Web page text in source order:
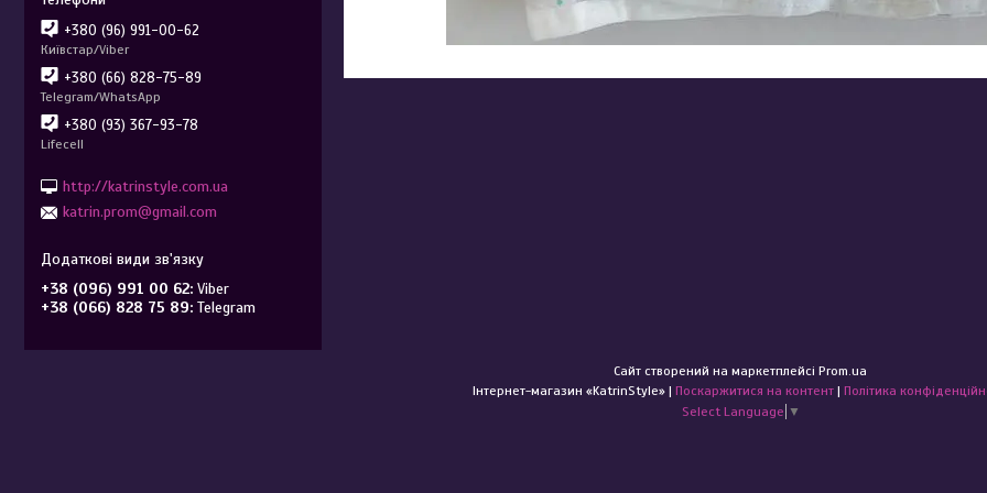
+380 (96) 991-00-62
Київстар/Viber
+380 (66) 828-75-89
Telegram/WhatsApp
+380 (93) 367-93-78
Lifecell
http://katrinstyle.com.ua
katrin.prom@gmail.com
+38 (096) 991 00 62 Viber
+38 (066) 828 75 89 Telegram
Сайт створений на маркетплейсі Prom.ua
Інтернет-магазин «KatrinStyle» | Поскаржитися на контент | Політика
Select Language ▼